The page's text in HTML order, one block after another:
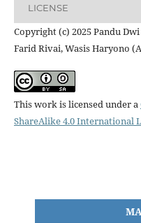
LICENSE
Copyright (c) 2025 Pandu
Farid Rivai, Wasis Haryono
This work is licensed under a
ShareAlike 4.0 International